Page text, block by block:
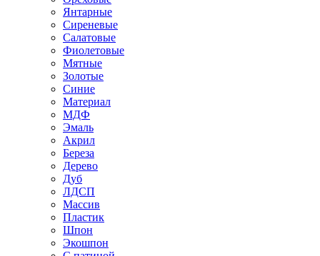
Янтарные
Сиреневые
Салатовые
Фиолетовые
Мятные
Золотые
Синие
Материал
МДФ
Эмаль
Акрил
Береза
Дерево
Дуб
ЛДСП
Массив
Пластик
Шпон
Экошпон